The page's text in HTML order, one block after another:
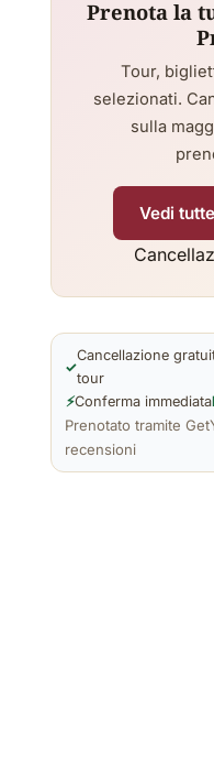
Prenota la
Tour,
selezionati.
sulla
Vedi
✓
Cancellazione
tour
⚡Conferma immediata
Prenotato tramite
recensioni